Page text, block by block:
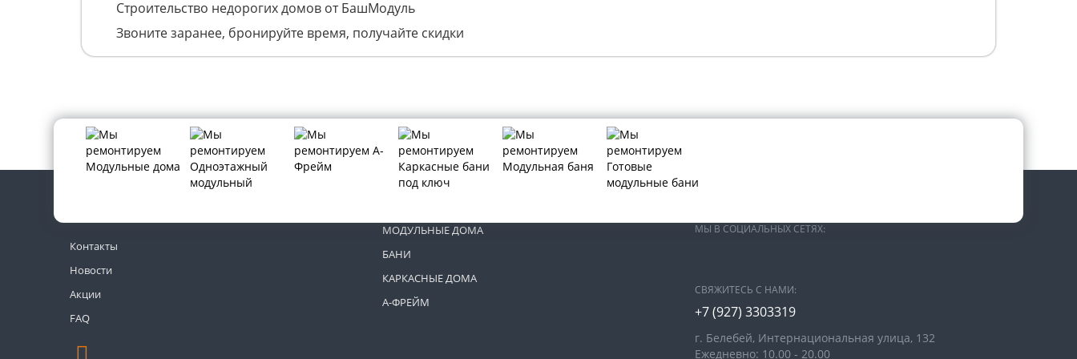
Строительство недорогих домов от БашМодуль
Звоните заранее, бронируйте время, получайте скидки
Контакты
Новости
Акции
FAQ
МОДУЛЬНЫЕ ДОМА
БАНИ
КАРКАСНЫЕ ДОМА
А-ФРЕЙМ
МЫ В СОЦИАЛЬНЫХ СЕТЯХ:
СВЯЖИТЕСЬ С НАМИ:
+7 (927) 3303319
г. Белебей, Интернациональная улица, 132
Ежедневно: 10.00 - 20.00